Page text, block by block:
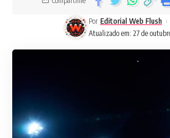
Atualizado em: 27 de
Por Editorial Web Flush